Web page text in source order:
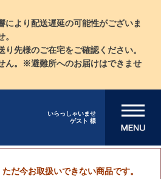
により配送遅延の可能性がございま
先様のご在宅をご確認ください。
ん。※避難所へのお届けはできませ
いらっしゃいませ
ゲスト 様
メニューを開
だ今お取扱いできない商品です。